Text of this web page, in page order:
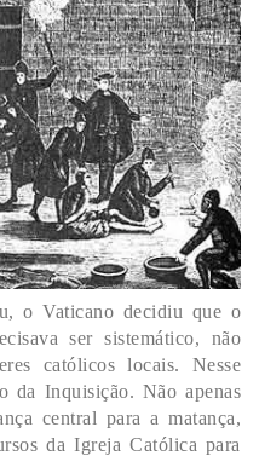
o Vaticano decidiu que o
ser sistemático, não
católicos locais. Nesse
da Inquisição. Não apenas
central para a matança,
da Igreja Católica para